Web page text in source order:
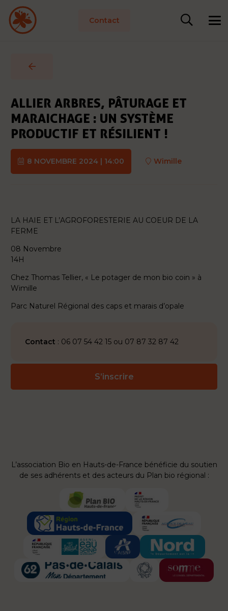
Contact
ALLIER ARBRES, PÂTURAGE ET
MARAICHAGE : UN SYSTÈME
PRODUCTIF ET RÉSILIENT !
8 NOVEMBRE 2024 | 14:00 Wimille
LA HAIE ET L’AGROFORESTERIE AU COEUR DE LA
FERME
08 Novembre
14H
Chez Thomas Tellier, « Le potager de mon bio coin » à
Wimille
Parc Naturel Régional des caps et marais d’opale
Contact : 06 07 54 42 15 ou 07 87 32 87 42
S’inscrire
L’association Bio en Hauts-de-France bénéficie du soutien
de ses adhérents et des acteurs du Plan bio régional :